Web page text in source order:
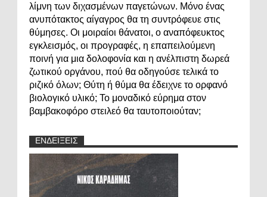
λίμνη των διχασμένων παγετώνων. Μόνο ένας
ανυπότακτος αίγαγρος θα τη συντρόφευε στις
θύμησες. Οι μοιραίοι θάνατοι, ο αναπόφευκτος
εγκλεισμός, οι προγραφές, η επαπειλούμενη
ποινή για μια δολοφονία και η ανέλπιστη δωρεά
ζωτικού οργάνου, πού θα οδηγούσε τελικά το
ριζικό όλων; Θύτη ή θύμα θα έδειχνε το ορφανό
βιολογικό υλικό; Το μοναδικό εύρημα στον
βαμβακοφόρο στειλεό θα ταυτοποιούταν;
ΕΝΔΕΙΞΕΙΣ